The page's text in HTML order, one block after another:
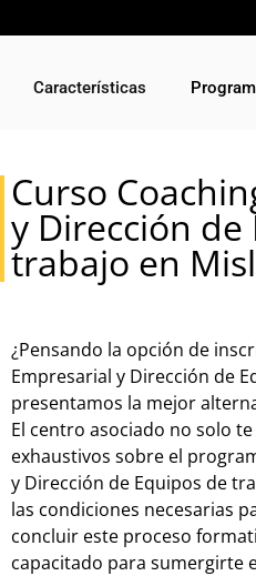
Características
Curso
y Dirección de
trabajo en
¿Pensando la opción de
Empresarial y Dirección de
presentamos la mejor
El centro asociado no solo
exhaustivos sobre el
y Dirección de Equipos de
las condiciones necesarias
concluir este proceso
capacitado para sumergirte